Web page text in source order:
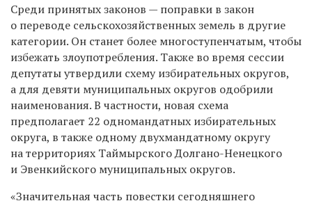
Среди принятых законов — поправки в закон
о переводе сельскохозяйственных земель в другие
категории. Он станет более многоступенчатым, чтобы
избежать злоупотребления. Также во время сессии
депутаты утвердили схему избирательных округов,
а для девяти муниципальных округов одобрили
наименования. В частности, новая схема
предполагает 22 одномандатных избирательных
округа, в также одному двухмандатному округу
на территориях Таймырского Долгано-Ненецкого
и Эвенкийского муниципальных округов.
«Значительная часть повестки сегодняшнего